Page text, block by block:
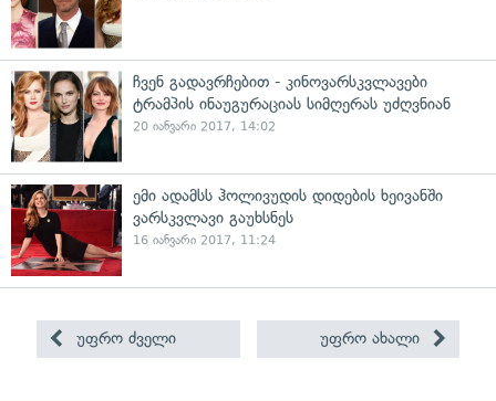
ჩვენ გადავრჩებით - კინოვარსკვლავები
ტრამპის ინაუგურაციას სიმღერას უძღვნიან
20 იანვარი 2017, 14:02
ემი ადამსს ჰოლივუდის დიდების ხეივანში
ვარსკვლავი გაუხსნეს
16 იანვარი 2017, 11:24
უფრო ძველი უფრო ახალი